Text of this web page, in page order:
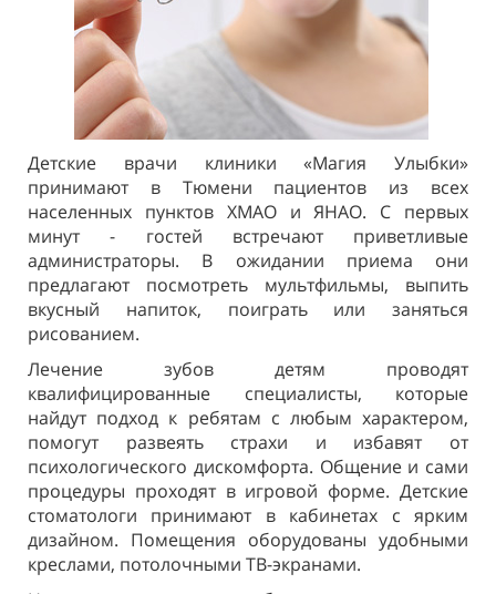
Детские врачи клиники «Магия Улыбки»
принимают в Тюмени пациентов из всех
населенных пунктов ХМАО и ЯНАО. С первых
минут - гостей встречают приветливые
администраторы. В ожидании приема они
предлагают посмотреть мультфильмы, выпить
вкусный напиток, поиграть или заняться
рисованием.
Лечение зубов детям проводят
квалифицированные специалисты, которые
найдут подход к ребятам с любым характером,
помогут развеять страхи и избавят от
психологического дискомфорта. Общение и сами
процедуры проходят в игровой форме. Детские
стоматологи принимают в кабинетах с ярким
дизайном. Помещения оборудованы удобными
креслами, потолочными ТВ-экранами.